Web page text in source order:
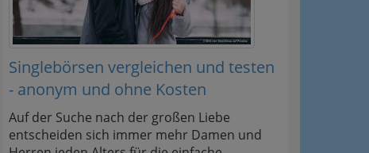
Singlebörsen vergleichen und testen
- anonym und ohne Kosten
Auf der Suche nach der großen Liebe
entscheiden sich immer mehr Damen und